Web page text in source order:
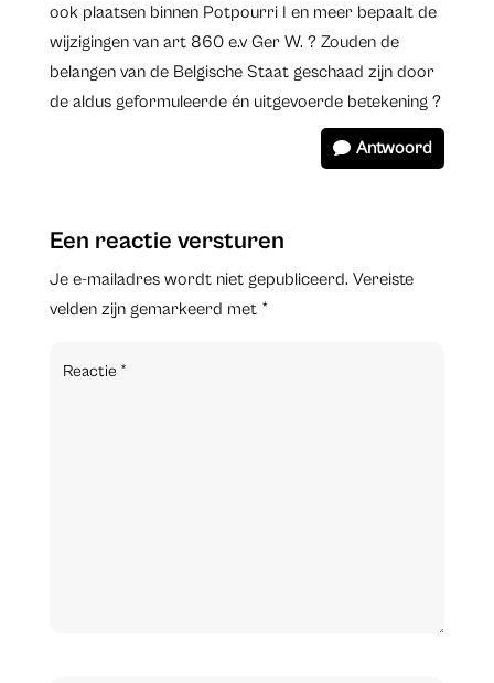
ook plaatsen binnen Potpourri I en meer bepaalt de
wijzigingen van art 860 e.v Ger W. ? Zouden de
belangen van de Belgische Staat geschaad zijn door
de aldus geformuleerde én uitgevoerde betekening ?
Antwoord
Een reactie versturen
Je e-mailadres wordt niet gepubliceerd. Vereiste
velden zijn gemarkeerd met *